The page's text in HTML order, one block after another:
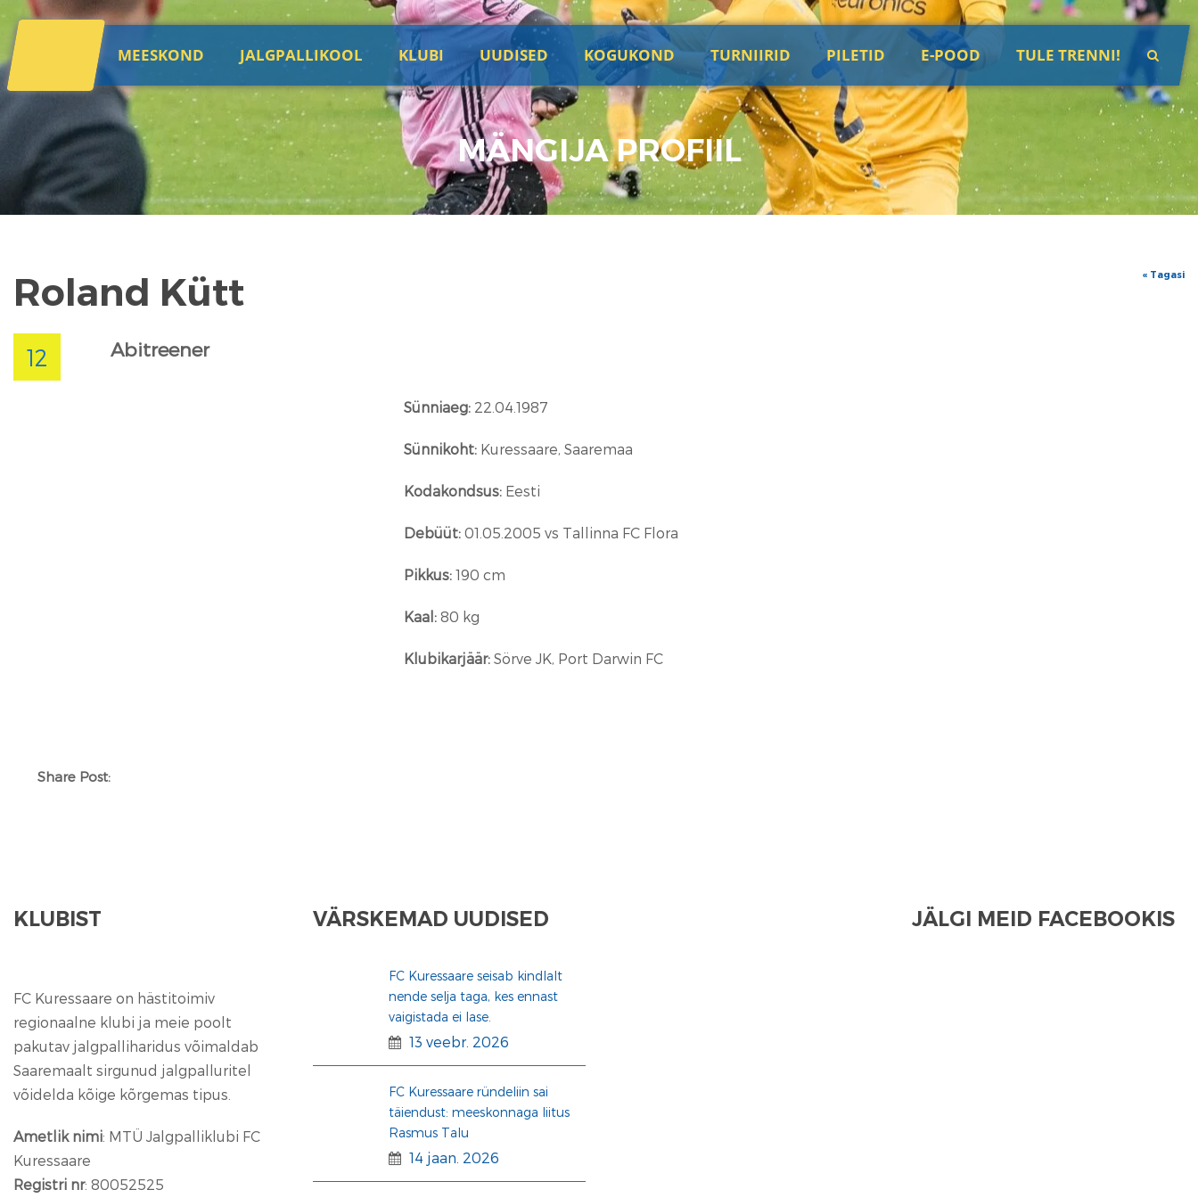
MEESKOND JALGPALLIKOOL KLUBI UUDISED KOGUKOND TURNIIRID PILETID E-POOD TULE TRENNI!
MÄNGIJA PROFIIL
Roland Kütt « Tagasi
12 Abitreener
Sünniaeg:22.04.1987
Sünnikoht:Kuressaare, Saaremaa
Kodakondsus:Eesti
Debüüt:01.05.2005 vs Tallinna FC Flora
Pikkus:190 cm
Kaal:80 kg
Klubikarjäär:Sörve JK, Port Darwin FC
Share Post:
KLUBIST
FC Kuressaare on hästitoimiv
regionaalne klubi ja meie poolt
pakutav jalgpalliharidus võimaldab
Saaremaalt sirgunud jalgpalluritel
võidelda kõige kõrgemas tipus.
Ametlik nimi: MTÜ Jalgpalliklubi FC
Kuressaare
Registri nr: 80052525
VÄRSKEMAD UUDISED
FC Kuressaare seisab kindlalt
nende selja taga, kes ennast
vaigistada ei lase.
13 veebr. 2026
FC Kuressaare ründeliin sai
täiendust: meeskonnaga liitus
Rasmus Talu
14 jaan. 2026
JÄLGI MEID FACEBOOKIS